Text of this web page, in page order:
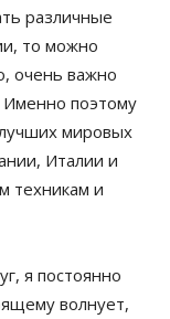
различные
то можно
очень важно
поэтому
мировых
Италии и
техникам и
я постоянно
волнует,